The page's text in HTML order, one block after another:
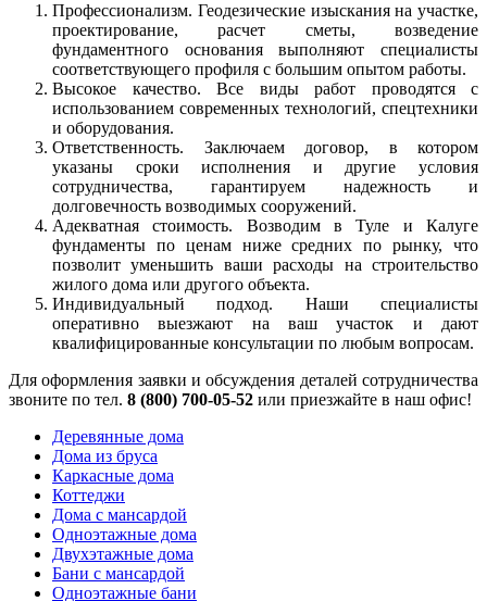
Профессионализм. Геодезические изыскания на участке,
проектирование, расчет сметы, возведение
фундаментного основания выполняют специалисты
соответствующего профиля с большим опытом работы.
Высокое качество. Все виды работ проводятся с
использованием современных технологий, спецтехники
и оборудования.
Ответственность. Заключаем договор, в котором
указаны сроки исполнения и другие условия
сотрудничества, гарантируем надежность и
долговечность возводимых сооружений.
Адекватная стоимость. Возводим в Туле и Калуге
фундаменты по ценам ниже средних по рынку, что
позволит уменьшить ваши расходы на строительство
жилого дома или другого объекта.
Индивидуальный подход. Наши специалисты
оперативно выезжают на ваш участок и дают
квалифицированные консультации по любым вопросам.
Для оформления заявки и обсуждения деталей сотрудничества
звоните по тел. 8 (800) 700-05-52 или приезжайте в наш офис!
Деревянные дома
Дома из бруса
Каркасные дома
Коттеджи
Дома с мансардой
Одноэтажные дома
Двухэтажные дома
Бани с мансардой
Одноэтажные бани